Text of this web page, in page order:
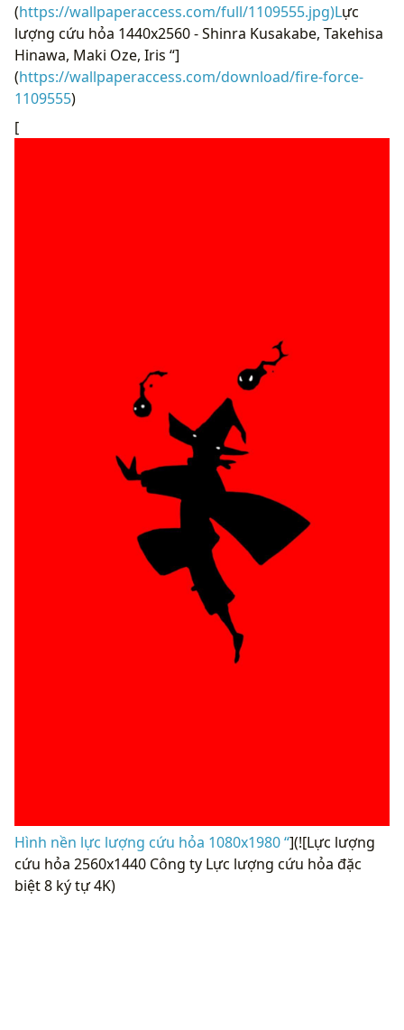
(https://wallpaperaccess.com/full/1109555.jpg)Lực
lượng cứu hỏa 1440x2560 - Shinra Kusakabe, Takehisa
Hinawa, Maki Oze, Iris “]
(https://wallpaperaccess.com/download/fire-force-
1109555)
[
Hình nền lực lượng cứu hỏa 1080x1980 “](![Lực lượng
cứu hỏa 2560x1440 Công ty Lực lượng cứu hỏa đặc
biệt 8 ký tự 4K)